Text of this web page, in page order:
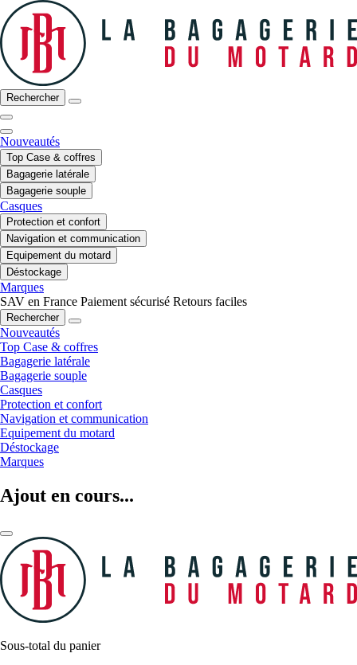
Rechercher
Nouveautés
Top Case & coffres
Bagagerie latérale
Bagagerie souple
Casques
Protection et confort
Navigation et communication
Equipement du motard
Déstockage
Marques
SAV en France Paiement sécurisé Retours faciles
Rechercher
Nouveautés
Top Case & coffres
Bagagerie latérale
Bagagerie souple
Casques
Protection et confort
Navigation et communication
Equipement du motard
Déstockage
Marques
Ajout en cours...
Sous-total du panier